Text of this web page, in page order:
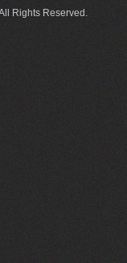
Rights Reserved.